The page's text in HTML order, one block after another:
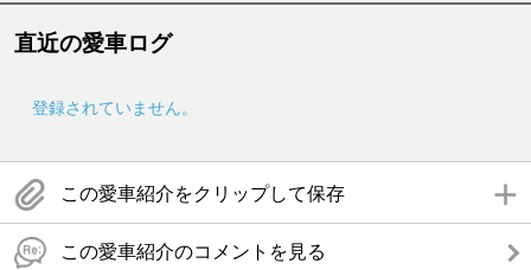
直近の愛車ログ
登録されていません。
この愛車紹介をクリップして保存
この愛車紹介のコメントを見る